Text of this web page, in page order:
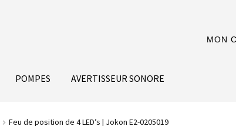
MON
POMPES AVERTISSEUR SONORE
Feu de position de 4 LED’s | Jokon E2-0205019